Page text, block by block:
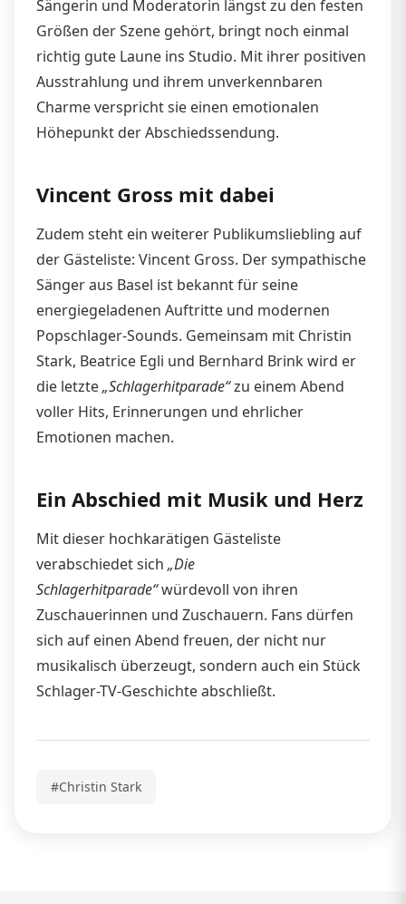
Sängerin und Moderatorin längst zu den festen
Größen der Szene gehört, bringt noch einmal
richtig gute Laune ins Studio. Mit ihrer positiven
Ausstrahlung und ihrem unverkennbaren
Charme verspricht sie einen emotionalen
Höhepunkt der Abschiedssendung.
Vincent Gross mit dabei
Zudem steht ein weiterer Publikumsliebling auf
der Gästeliste: Vincent Gross. Der sympathische
Sänger aus Basel ist bekannt für seine
energiegeladenen Auftritte und modernen
Popschlager-Sounds. Gemeinsam mit Christin
Stark, Beatrice Egli und Bernhard Brink wird er
die letzte„Schlagerhitparade“zu einem Abend
voller Hits, Erinnerungen und ehrlicher
Emotionen machen.
Ein Abschied mit Musik und Herz
Mit dieser hochkarätigen Gästeliste
verabschiedet sich „Die
Schlagerhitparade“würdevoll von ihren
Zuschauerinnen und Zuschauern. Fans dürfen
sich auf einen Abend freuen, der nicht nur
musikalisch überzeugt, sondern auch ein Stück
Schlager-TV-Geschichte abschließt.
#Christin Stark